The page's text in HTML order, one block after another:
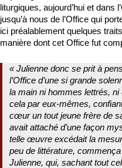
liturgiques, aujourd’hui et dans
jusqu’à nous de l’Office qui
ici préalablement quelques
manière dont cet Office fut
« Julienne donc se prit à
l’Office d’une si grande
la main ni hommes lettrés,
cela par eux-mêmes,
cœur un tout jeune frère de
avait attaché d’une façon
telle œuvre excédait la
peu de littérature,
Julienne, qui, sachant tout